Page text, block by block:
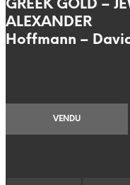
GREEK GOLD –
ALEXANDER
Hoffmann –
VENDU